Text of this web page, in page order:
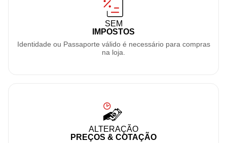
SEM
IMPOSTOS
Identidade ou Passaporte válido é necessário para compras
na loja.
ALTERAÇÃO
PREÇOS & COTAÇÃO